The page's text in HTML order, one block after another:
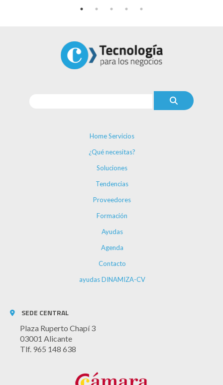
Home Servicios
¿Qué necesitas?
Soluciones
Tendencias
Proveedores
Formación
Ayudas
Agenda
Contacto
ayudas DINAMIZA-CV
SEDE CENTRAL
Plaza Ruperto Chapí 3
03001 Alicante
Tlf. 965 148 638